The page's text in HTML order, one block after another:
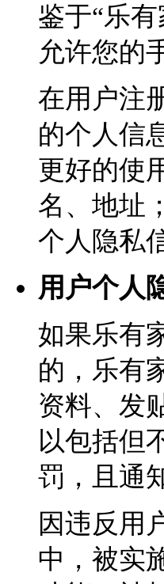
鉴于“乐
允许您的
在用户注
的个人信
更好的使
名、地址
个人隐私
用户个人
如果乐有
的，乐有
资料、发
以包括但
罚，且通
因违反用
中，被实